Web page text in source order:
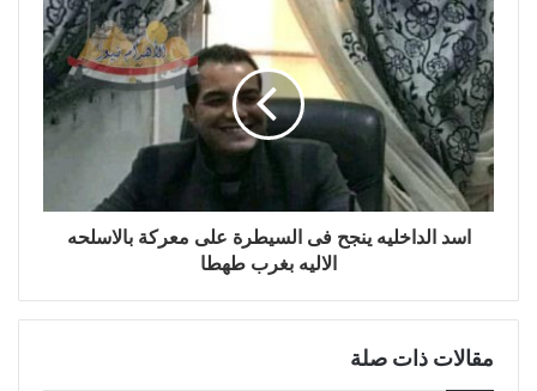
اسد الداخليه ينجح فى السيطرة على معركة بالاسلحه
الاليه بغرب طهطا
مقالات ذات صلة